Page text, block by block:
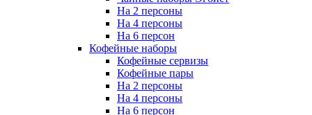
На 2 персоны
На 4 персоны
На 6 персон
Кофейные наборы
Кофейные сервизы
Кофейные пары
На 2 персоны
На 4 персоны
На 6 персон